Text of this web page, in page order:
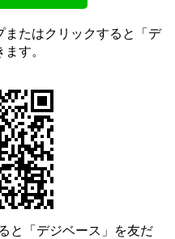
またはクリックすると「デ
す。
と「デジベース」を友だ